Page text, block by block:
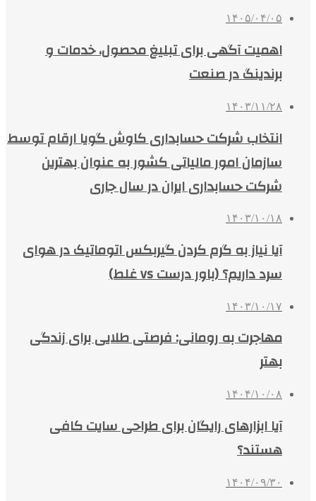
۱۴۰۵/۰۴/۰۵
اهمیت آگهی برای تبلیغ محصول، خدمات و
برندینگ در صنعت
۱۴۰۳/۱۱/۲۸
انتخاب شرکت حسابداری کاوش گویا ارقام توسط
سازمان امور مالیاتی کشور به عنوان بهترین
شرکت حسابداری ایران در سال جاری
۱۴۰۳/۱۰/۱۸
آیا نیاز به گرم کردن گیربکس اتوماتیک در هوای
سرد داریم؟ (باور درست vs غلط)
۱۴۰۳/۱۰/۱۷
مهاجرت به رومانی: فرصتی طلایی برای زندگی
بهتر
۱۴۰۴/۱۰/۰۸
آیا ابزارهای رایگان برای طراحی سایت کافی
هستند؟
۱۴۰۴/۰۹/۳۰